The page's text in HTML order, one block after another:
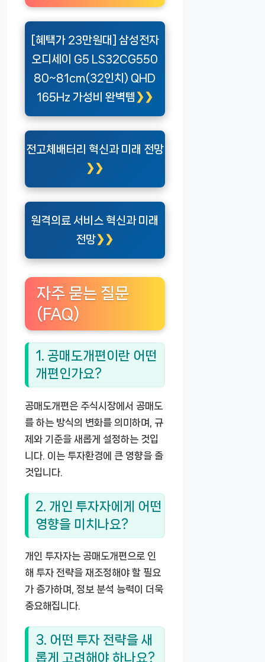
[혜택가 23만원대] 삼성전자
오디세이 G5 LS32CG550
80~81cm(32인치) QHD
165Hz 가성비 완벽템
전고체배터리 혁신과 미래 전망
원격의료 서비스 혁신과 미래
전망
자주 묻는 질문
(FAQ)
1. 공매도개편이란 어떤
개편인가요?
공매도개편은 주식시장에서 공매도
를 하는 방식의 변화를 의미하며, 규
제와 기준을 새롭게 설정하는 것입
니다. 이는 투자환경에 큰 영향을 줄
것입니다.
2. 개인 투자자에게 어떤
영향을 미치나요?
개인 투자자는 공매도개편으로 인
해 투자 전략을 재조정해야 할 필요
가 증가하며, 정보 분석 능력이 더욱
중요해집니다.
3. 어떤 투자 전략을 새
롭게 고려해야 하나요?